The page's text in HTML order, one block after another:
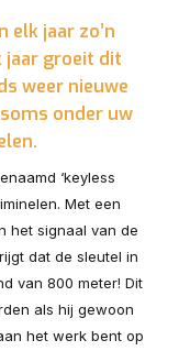
elk jaar zo’n
jaar groeit dit
weer nieuwe
onder uw
‘keyless
Met een
het signaal van de
dat de sleutel in
van 800 meter! Dit
als hij gewoon
het werk bent op